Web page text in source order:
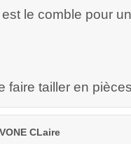
le comble pour
faire tailler en
CLaire